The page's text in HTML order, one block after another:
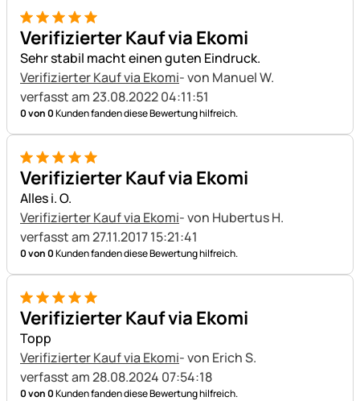
5 von 5
Verifizierter Kauf via Ekomi
Sehr stabil macht einen guten Eindruck.
Verifizierter Kauf via Ekomi- von Manuel W.
verfasst am 23.08.2022 04:11:51
0 von 0Kunden fanden diese Bewertung hilfreich.
5 von 5
Verifizierter Kauf via Ekomi
Alles i. O.
Verifizierter Kauf via Ekomi- von Hubertus H.
verfasst am 27.11.2017 15:21:41
0 von 0Kunden fanden diese Bewertung hilfreich.
5 von 5
Verifizierter Kauf via Ekomi
Topp
Verifizierter Kauf via Ekomi- von Erich S.
verfasst am 28.08.2024 07:54:18
0 von 0Kunden fanden diese Bewertung hilfreich.